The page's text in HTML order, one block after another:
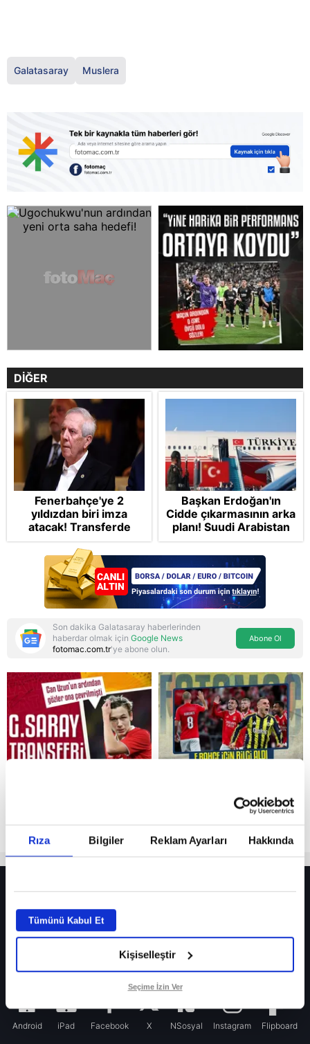
Rıza Bilgiler Reklam Ayarları Hakkında
Tümünü Kabul Et
Kişiselleştir
Seçime İzin Ver
Reddet
Galatasaray Muslera
DİĞER
Fenerbahçe'ye 2
yıldızdan biri imza
atacak! Transferde
golcü harekatı...
Başkan Erdoğan'ın
Cidde çıkarmasının arka
planı! Suudi Arabistan
ve Pakistan'la üçlü ortak
savunma anlaşması:
"Islamic NATO"
manşetleri
Son dakika Galatasaray haberlerinden
haberdar olmak için Google News
fotomac.com.tr'ye abone olun.
Abone Ol
Fenerbahçe’de sürpriz ayrılık ihtimali! Devre arasında gelmişti
Fenerbahçe’nin yeni transferi Mason Greenwood için olay sözler!
Galatasaray’da rota yeniden Thiago Almada!
Android iPad Facebook X NSosyal Instagram Flipboard